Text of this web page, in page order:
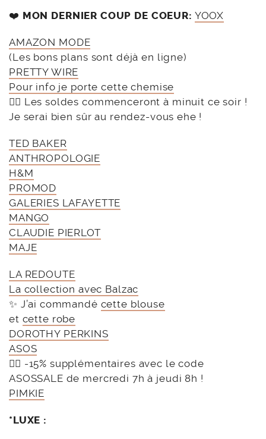
❤️ MON DERNIER COUP DE COEUR: YOOX
AMAZON MODE
(Les bons plans sont déjà en ligne)
PRETTY WIRE
Pour info je porte cette chemise
👉🏻 Les soldes commenceront à minuit ce soir !
Je serai bien sûr au rendez-vous ehe !
TED BAKER
ANTHROPOLOGIE
H&M
PROMOD
GALERIES LAFAYETTE
MANGO
CLAUDIE PIERLOT
MAJE
LA REDOUTE
La collection avec Balzac
✨ J’ai commandé cette blouse
et cette robe
DOROTHY PERKINS
ASOS
👉🏻 -15% supplémentaires avec le code
ASOSSALE de mercredi 7h à jeudi 8h !
PIMKIE
*LUXE :